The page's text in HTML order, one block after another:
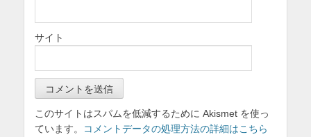
サイト
このサイトはスパムを低減するために Akismet を使っ
ています。
コメントデータの処理方法の詳細はこちら